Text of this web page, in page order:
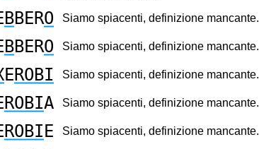
BBERO Siamo spiacenti, definizione mancante.
BBERO Siamo spiacenti, definizione mancante.
EROBI Siamo spiacenti, definizione mancante.
ROBIA Siamo spiacenti, definizione mancante.
ROBI E Siamo spiacenti, definizione mancante.